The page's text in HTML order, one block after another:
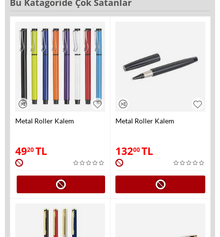
Bu Katagoride Çok Satanlar
Metal Roller Kalem
4920TL
Metal Roller Kalem
13200TL